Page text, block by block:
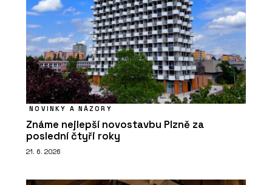
NOVINKY A NÁZORY
Známe nejlepší novostavbu Plzně za
poslední čtyři roky
21. 6. 2026